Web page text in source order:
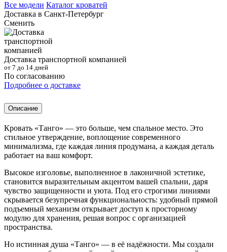
Все модели Каталог кроватей
Доставка в Санкт-Петербург
Сменить
Доставка транспортной компанией
от 7 до 14 дней
По согласованию
Подробнее о доставке
Описание
Кровать «Танго» — это больше, чем спальное место. Это
стильное утверждение, воплощение современного
минимализма, где каждая линия продумана, а каждая деталь
работает на ваш комфорт.
Высокое изголовье, выполненное в лаконичной эстетике,
становится выразительным акцентом вашей спальни, даря
чувство защищенности и уюта. Под его строгими линиями
скрывается безупречная функциональность: удобный прямой
подъемный механизм открывает доступ к просторному
модулю для хранения, решая вопрос с организацией
пространства.
Но истинная душа «Танго» — в её надёжности. Мы создали